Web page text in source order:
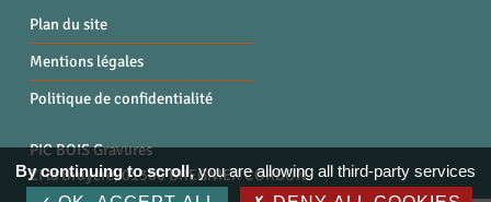
Plan du site
Mentions légales
Politique de confidentialité
PIC BOIS Gravures
ZI la Bruyère, 01300 BREGNIER CORDON
By continuing to scroll,you are allowing all third-party services